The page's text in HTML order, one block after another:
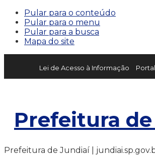
Pular para o conteúdo
Pular para o menu
Pular para a busca
Mapa do site
Lei de Acesso à Informação
Prefeitura
Prefeitura de Jundiaí |